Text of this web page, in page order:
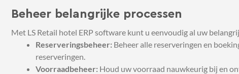
Beheer belangrijke processen
Met LS Retail hotel ERP software kunt u eenvoudig al uw
Reserveringsbeheer: Beheer alle reserveringen en
reserveringen.
Voorraadbeheer: Houd uw voorraad nauwkeurig bij en